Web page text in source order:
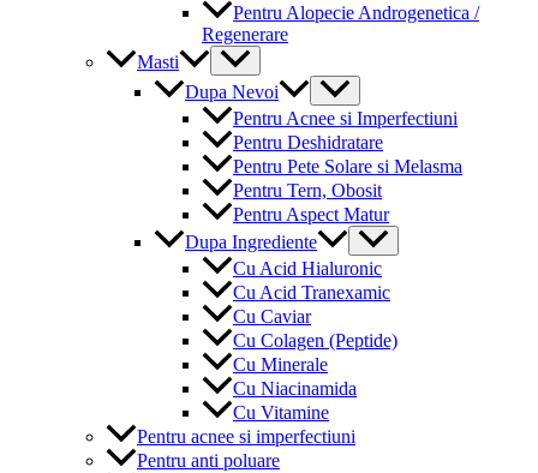
Pentru Alopecie Androgenetica /
Regenerare
Masti
Menu
Toggle
Dupa Nevoi
Menu
Toggle
Pentru Acnee si Imperfectiuni
Pentru Deshidratare
Pentru Pete Solare si Melasma
Pentru Tern, Obosit
Pentru Aspect Matur
Dupa Ingrediente
Menu
Toggle
Cu Acid Hialuronic
Cu Acid Tranexamic
Cu Caviar
Cu Colagen (Peptide)
Cu Minerale
Cu Niacinamida
Cu Vitamine
Pentru acnee si imperfectiuni
Pentru anti poluare